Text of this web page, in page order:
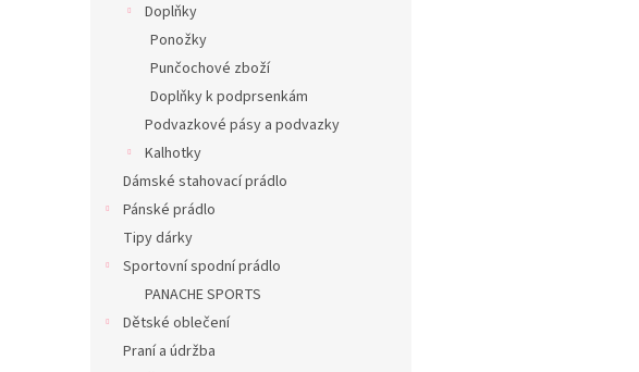
Doplňky
Ponožky
Punčochové zboží
Doplňky k podprsenkám
Podvazkové pásy a podvazky
Kalhotky
Dámské stahovací prádlo
Pánské prádlo
Tipy dárky
Sportovní spodní prádlo
PANACHE SPORTS
Dětské oblečení
Praní a údržba